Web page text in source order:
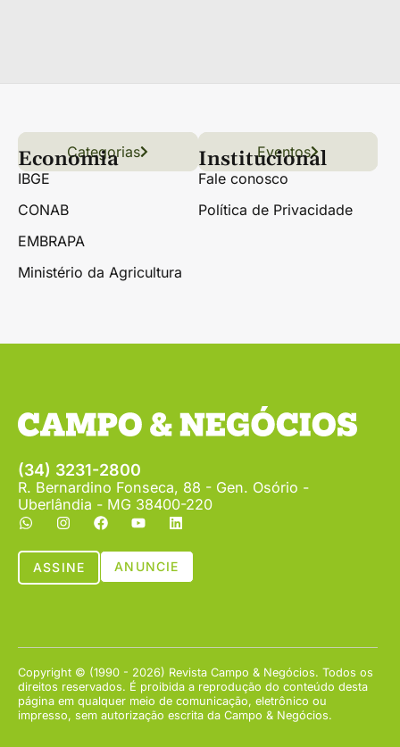
Links úteis
Conteúdo Grãos
Florestas Hortifrúti
Categorias Eventos
Economia
IBGE
CONAB
EMBRAPA
Ministério da Agricultura
Institucional
Fale conosco
Política de Privacidade
(34) 3231-2800
R. Bernardino Fonseca, 88 - Gen. Osório -
Uberlândia - MG 38400-220
ASSINE ANUNCIE
Copyright © (1990 - 2026) Revista Campo & Negócios. Todos os
direitos reservados. É proibida a reprodução do conteúdo desta
página em qualquer meio de comunicação, eletrônico ou
impresso, sem autorização escrita da Campo & Negócios.